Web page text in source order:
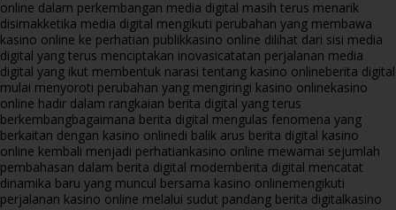
online dalam perkembangan media digital masih terus menarik
disimakketika media digital mengikuti perubahan yang membawa
kasino online ke perhatian publikkasino online dilihat dari sisi media
digital yang terus menciptakan inovasicatatan perjalanan media
digital yang ikut membentuk narasi tentang kasino onlineberita digital
mulai menyoroti perubahan yang mengiringi kasino onlinekasino
online hadir dalam rangkaian berita digital yang terus
berkembangbagaimana berita digital mengulas fenomena yang
berkaitan dengan kasino onlinedi balik arus berita digital kasino
online kembali menjadi perhatiankasino online mewarnai sejumlah
pembahasan dalam berita digital modernberita digital mencatat
dinamika baru yang muncul bersama kasino onlinemengikuti
perjalanan kasino online melalui sudut pandang berita digitalkasino